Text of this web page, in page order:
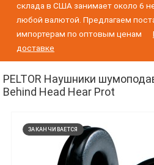
склада в США занимает около 6
любой валютой. Предлагаем
импортерам по оптовым ценам
доставке
PELTOR Наушники
Behind Head Hear Prot
ЗАКАНЧИВАЕТСЯ